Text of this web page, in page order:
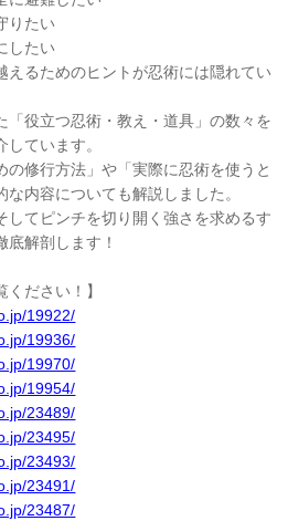
りたい
したい
えるためのヒントが忍術には隠れてい
「役立つ忍術・教え・道具」の数々を
ています。
の修行方法」や「実際に忍術を使うと
内容についても解説しました。
してピンチを切り開く強さを求めるす
解剖します！
ください！】
19922/
19936/
19970/
19954/
23489/
23495/
23493/
23491/
23487/